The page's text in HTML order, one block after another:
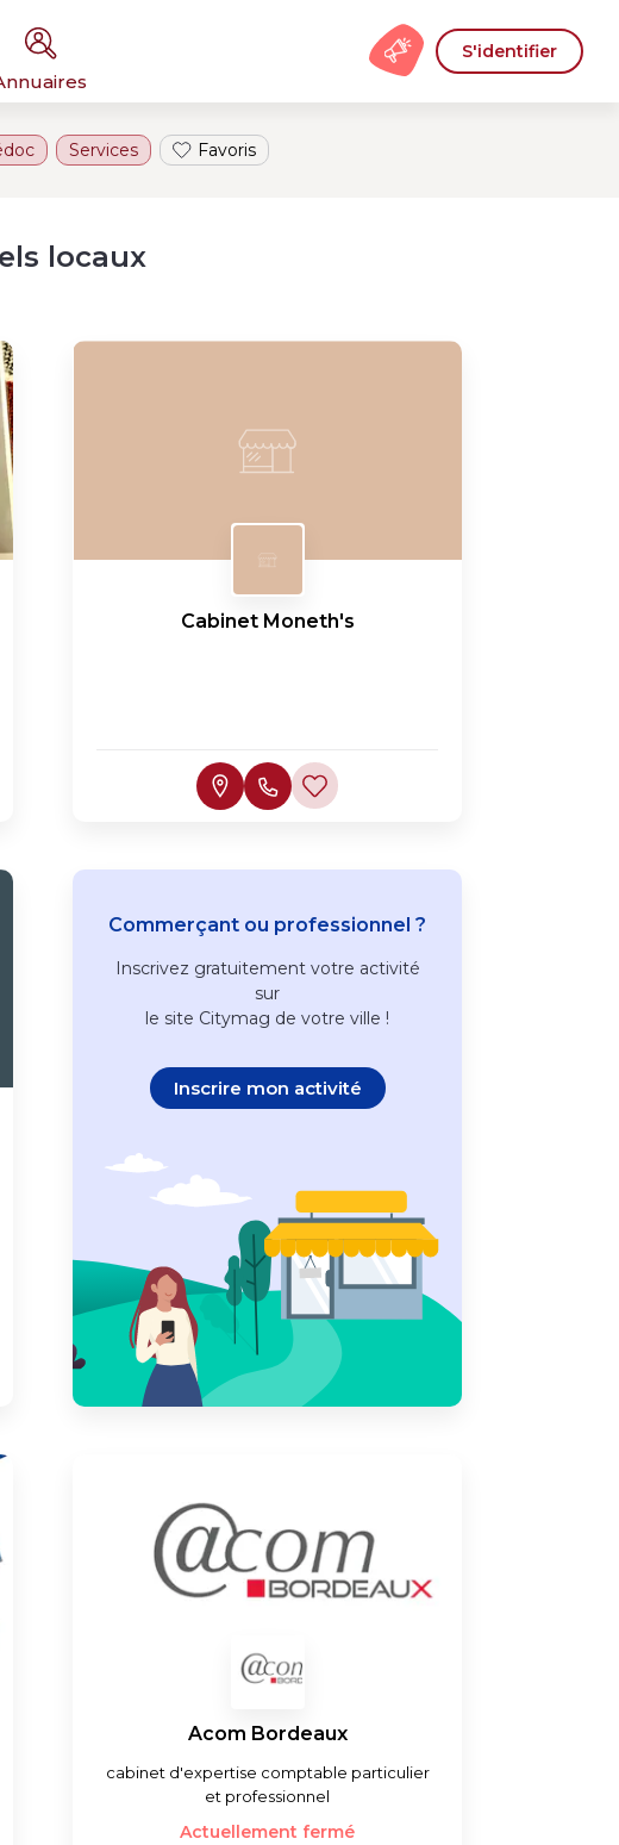
S'identifier
Services Favoris
locaux
Cabinet Moneth's
Commerçant ou professionnel ?
Inscrivez gratuitementvotre activité
sur
le site Citymag de votre ville !
Inscrire mon activité
Acom Bordeaux
cabinet d'expertise comptable particulier
et professionnel
Actuellement fermé